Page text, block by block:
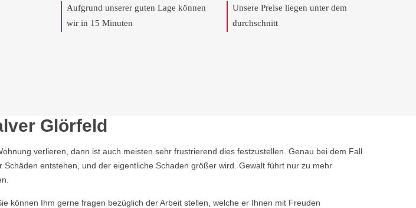
Aufgrund unserer guten Lage können
wir in 15 Minuten
Unsere Preise liegen unter dem
durchschnitt
Glörfeld
verlieren, dann ist auch meisten sehr frustrierend dies festzustellen. Genau bei dem Fall
entstehen, und der eigentliche Schaden größer wird. Gewalt führt nur zu mehr
können Ihm gerne fragen bezüglich der Arbeit stellen, welche er Ihnen mit Freuden